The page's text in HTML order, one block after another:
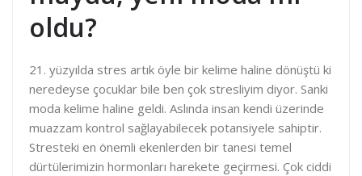
oldu?
21. yüzyılda stres artık öyle bir kelime haline dönüştü ki
neredeyse çocuklar bile ben çok stresliyim diyor. Sanki
moda kelime haline geldi. Aslında insan kendi üzerinde
muazzam kontrol sağlayabilecek potansiyele sahiptir.
Stresteki en önemli ekenlerden bir tanesi temel
dürtülerimizin hormonları harekete geçirmesi. Çok ciddi